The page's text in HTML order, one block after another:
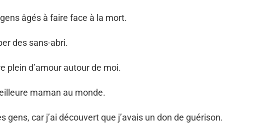
âgés à faire face à la mort.
des sans-abri.
plein d’amour autour de moi.
maman au monde.
gens, car j’ai découvert que j’avais un don de guérison.